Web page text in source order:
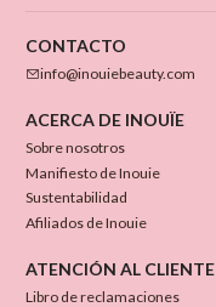
CONTACTO
info@inouiebeauty.com
ACERCA DE INOUÏE
Sobre nosotros
Manifiesto de Inouie
Sustentabilidad
Afiliados de Inouie
ATENCIÓN AL CLIENTE
Libro de reclamaciones